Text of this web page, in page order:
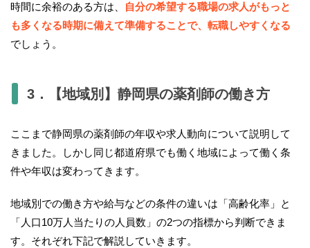
時間に余裕のある方は、
自分の希望する職場の求人がもっと
も多くなる時期に備えて準備することで、転職しやすくなる
でしょう。
3．【地域別】静岡県の薬剤師の働き方
ここまで静岡県の薬剤師の年収や求人動向について説明して
きました。しかし同じ都道府県でも働く地域によって働く条
件や年収は変わってきます。
地域別での働き方や給与などの条件の違いは「高齢化率」と
「人口10万人当たりの人員数」の2つの指標から判断できま
す。それぞれ下記で解説していきます。